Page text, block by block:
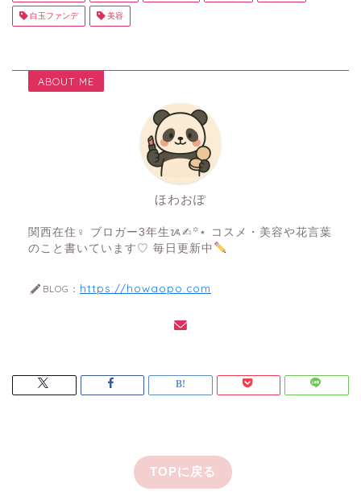
白玉ファンデ 美容
ABOUT ME
ほわおぽ
関西在住♀ ブロガー3年生ᝰ✍︎꙳⋆ コスメ・美容や花言葉
のこと書いています♡ 毎日更新中
BLOG： https://howaopo.com
TOPに戻る